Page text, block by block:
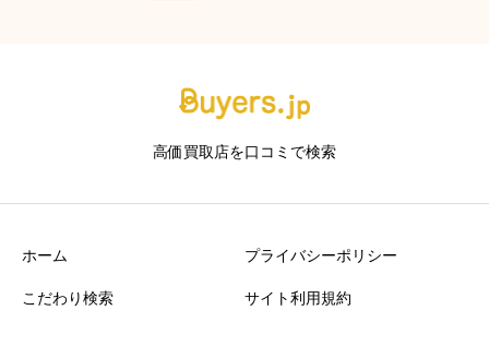
高価買取店を口コミで検索
ホーム
こだわり検索
プライバシーポリシー
サイト利用規約